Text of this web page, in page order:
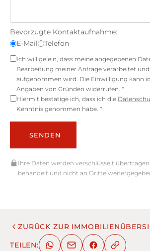
Bevorzugte Kontaktaufnahme:
E-Mail
Telefon
Ich willige ein, dass meine angegebenen
Bearbeitung meiner Anfrage verarbeitet
aufgenommen wird. Die Einwilligung kann
Angaben von Gründen widerrufen. *
Hiermit bestätige ich, dass ich die
Kenntnis genommen habe. *
SENDEN
Ihre Daten werden verschlüsselt
behandelt und nicht an Dritte
ZURÜCK ZUR
TEILEN: